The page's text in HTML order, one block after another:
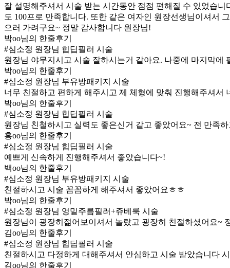
잘 설명해주셔서 시술 받는 시간동안 점점 편해질 수 있었습
도 100프로 만족합니다. 또한 같은 여자인 원장선생님이셔서
으러 가려구요~ 정말 감사합니다 원장님!
박oo님의 한줄후기
#심소정 원장님 힙딥필러 시술
원장님 야무지시고 시술 잘하시는거 같아요. 나중에 마지막
박oo님의 한줄후기
#심소정 원장님 부유방패키지 시술
너무 친절하고 편하게 해주시고 제 체형에 맞춰 진행해주셔서
박oo님의 한줄후기
#심소정 원장님 힙딥필러 시술
원장님 친철하시고 실력도 좋은신거 같고 좋았어요~ 전 만족
홍oo님의 한줄후기
#심소정 원장님 힙딥필러 시술
예쁘게 신속하게 진행해주셔서 좋았습니다~!
백oo님의 한줄후기
#심소정 원장님 부유방패키지 시술
친절하시고 시술 꼼꼼하게 해주셔서 좋았어요ㅎㅎ
박oo님의 한줄후기
#심소정 원장님 엉밑주름필러+쥬베룩 시술
원장님이 굉장히젊어보이셔서 놀랐고 굉장히 친절하셨어요~
김oo님의 한줄후기
#심소정 원장님 힙딥필러 시술
친절하시고 다정하게 대해주셔서 안심하고 시술 받았습니다
김oo님의 한줄후기